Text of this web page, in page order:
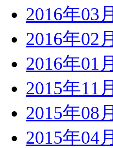
2016年03月
2016年02月
2016年01月
2015年11月
2015年08月
2015年04月